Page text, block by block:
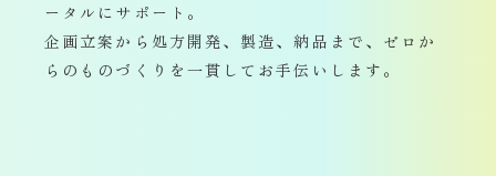
ータルにサポート。
企画立案から処方開発、製造、納品まで、ゼロか
らのものづくりを一貫してお手伝いします。​​​​​​​